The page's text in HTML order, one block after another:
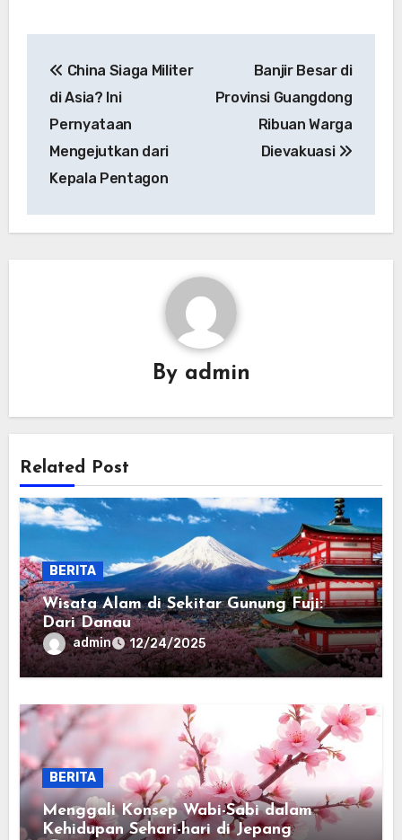
pos
China Siaga Militer
di Asia? Ini
Pernyataan
Mengejutkan dari
Kepala Pentagon
Banjir Besar di
Provinsi Guangdong
Ribuan Warga
Dievakuasi
By admin
Related Post
BERITA
Wisata Alam di Sekitar Gunung Fuji:
Dari Danau
admin 12/24/2025
BERITA
Menggali Konsep Wabi-Sabi dalam
Kehidupan Sehari-hari di Jepang